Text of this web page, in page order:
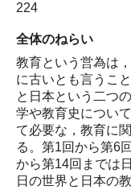
224
全体のねらい
教育という営為は
に古いとも言うこ
と日本という二つ
学や教育史につい
て必要な，教育に
る。第1回から第6
から第14回までは
日の世界と日本の